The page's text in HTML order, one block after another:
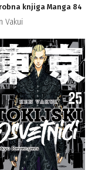
knjiga Manga 84
Vakui